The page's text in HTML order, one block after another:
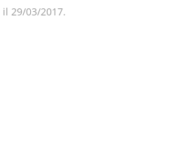
il 29/03/2017.